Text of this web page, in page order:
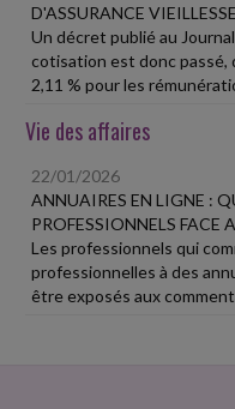
D'ASSURANCE VIEILLESSE
Un décret publié au
cotisation est donc passé,
2,11 % pour les
Vie des affaires
22/01/2026
ANNUAIRES EN LIGNE :
PROFESSIONNELS FACE
Les professionnels qui
professionnelles à des
être exposés aux